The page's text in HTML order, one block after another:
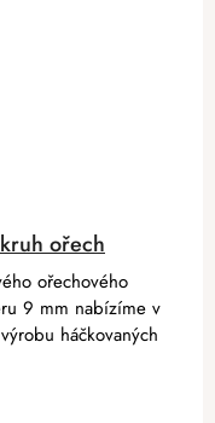
ořech
ořechového
9 mm nabízíme v
háčkovaných